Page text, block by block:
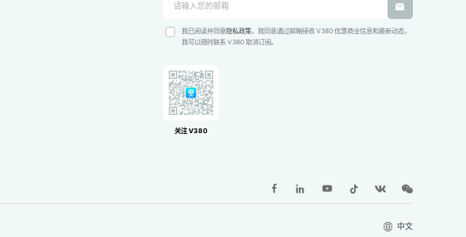
我已阅读并同意隐私政策，我同意通过邮箱接收 V380 优惠商业信息和最新动态，
我可以随时联系 V380 取消订阅。
关注 V380
中文